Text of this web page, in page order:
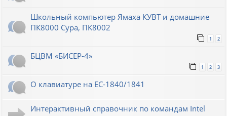
Школьный компьютер Ямаха КУВТ и домашние
ПК8000 Сура, ПК8002
1 2
БЦВМ «БИСЕР-4»
1 2 3
О клавиатуре на ЕС-1840/1841
Интерактивный справочник по командам Intel